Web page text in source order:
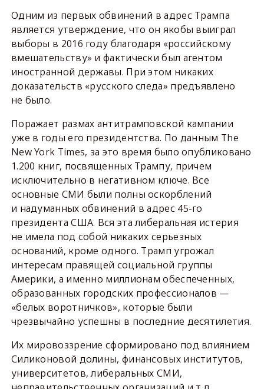
Одним из первых обвинений в адрес Трампа
является утверждение, что он якобы выиграл
выборы в 2016 году благодаря «российскому
вмешательству» и фактически был агентом
иностранной державы. При этом никаких
доказательств «русского следа» предъявлено
не было.
Поражает размах антитрамповской кампании
уже в годы его президентства. По данным The
New York Times, за это время было опубликовано
1.200 книг, посвященных Трампу, причем
исключительно в негативном ключе. Все
основные СМИ были полны оскорблений
и надуманных обвинений в адрес 45-го
президента США. Вся эта либеральная истерия
не имела под собой никаких серьезных
оснований, кроме одного. Трамп угрожал
интересам правящей социальной группы
Америки, а именно миллионам обеспеченных,
образованных городских профессионалов —
«белых воротничков», которые были
чрезвычайно успешны в последние десятилетия.
Их мировоззрение сформировано под влиянием
Силиконовой долины, финансовых институтов,
университетов, либеральных СМИ,